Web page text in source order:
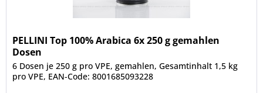
PELLINI Top 100% Arabica 6x 250 g gemahlen
Dosen
6 Dosen je 250 g pro VPE, gemahlen, Gesamtinhalt 1,5 kg
pro VPE, EAN-Code: 8001685093228